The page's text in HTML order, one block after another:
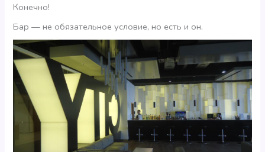
Конечно!
Бар — не обязательное условие, но есть и он.